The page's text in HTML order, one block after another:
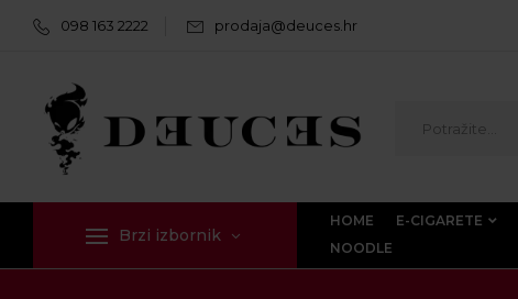
098 163 2222 prodaja@deuces.hr
Brzi izbornik
HOME E-CIGARETE
NOODLE